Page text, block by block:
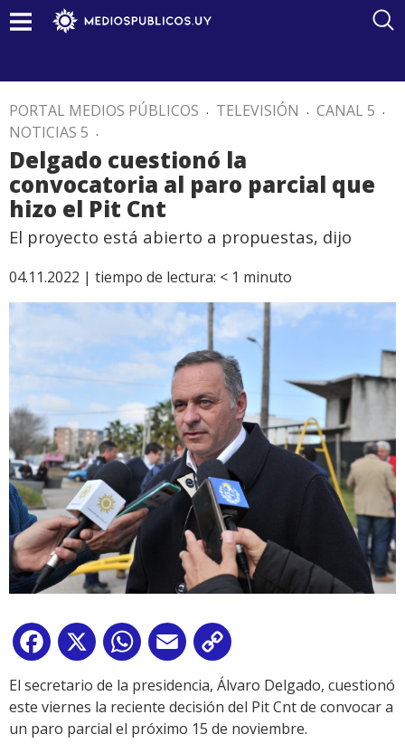
PORTAL MEDIOS PÚBLICOS . TELEVISIÓN . CANAL 5 .
NOTICIAS 5 .
Delgado cuestionó la
convocatoria al paro parcial que
hizo el Pit Cnt
El proyecto está abierto a propuestas, dijo
04.11.2022 | tiempo de lectura: < 1 minuto
Facebook
X WhatsApp
Email
Link
El secretario de la presidencia, Álvaro Delgado, cuestionó
este viernes la reciente decisión del Pit Cnt de convocar a
un paro parcial el próximo 15 de noviembre.